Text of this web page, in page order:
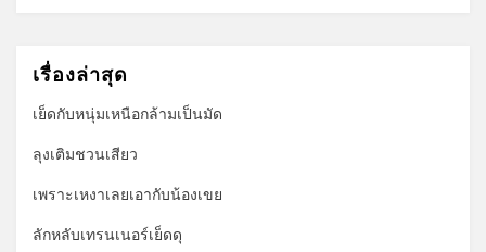
เรื่องล่าสุด
เย็ดกับหนุ่มเหนือกล้ามเป็นมัด
ลุงเติมชวนเสียว
เพราะเหงาเลยเอากับน้องเขย
ลักหลับเทรนเนอร์เย็ดดุ